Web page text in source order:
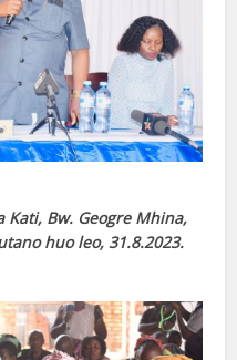
Kati, Bw. Geogre Mhina,
huo leo, 31.8.2023.